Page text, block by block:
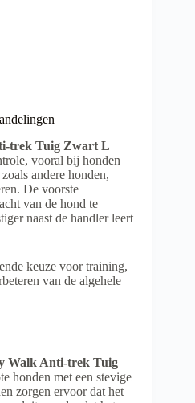
trek Tuig Zwart L
vooral bij honden
andere honden,
De voorste
van de hond te
naast de handler leert
keuze voor training,
van de algehele
Walk Anti-trek Tuig
honden met een stevige
zorgen ervoor dat het